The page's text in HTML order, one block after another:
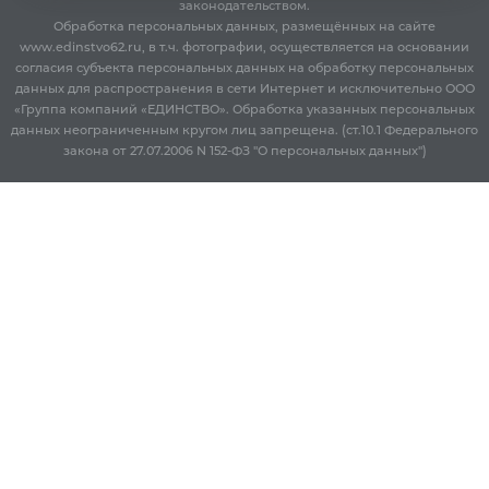
законодательством.
Обработка персональных данных, размещённых на сайте
www.edinstvo62.ru, в т.ч. фотографии, осуществляется на основании
согласия субъекта персональных данных на обработку персональных
данных для распространения в сети Интернет и исключительно ООО
«Группа компаний «ЕДИНСТВО». Обработка указанных персональных
данных неограниченным кругом лиц запрещена. (ст.10.1 Федерального
закона от 27.07.2006 N 152-ФЗ "О персональных данных")